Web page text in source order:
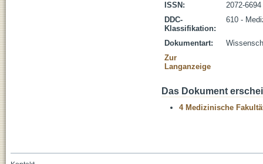
ISSN:
2072-6694
DDC-
Klassifikation:
610 -
Dokumentart:
Zur
Langanzeige
Das Dokument
4 Medizinische